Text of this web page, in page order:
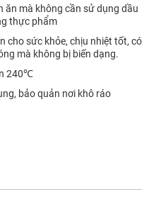
ăn mà không cần sử dụng dầu
thực phẩm
cho sức khỏe, chịu nhiệt tốt, có
mà không bị biến dạng.
240℃
bảo quản nơi khô ráo